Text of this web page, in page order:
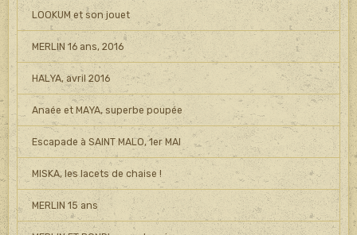
LOOKUM et son jouet
MERLIN 16 ans, 2016
HALYA, avril 2016
Anaée et MAYA, superbe poupée
Escapade à SAINT MALO, 1er MAI
MISKA, les lacets de chaise !
MERLIN 15 ans